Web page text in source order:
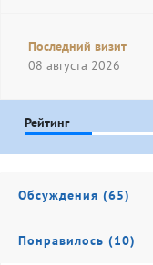
Последний визит
08 августа 2026
Рейтинг
Обсуждения (65)
Понравилось (10)